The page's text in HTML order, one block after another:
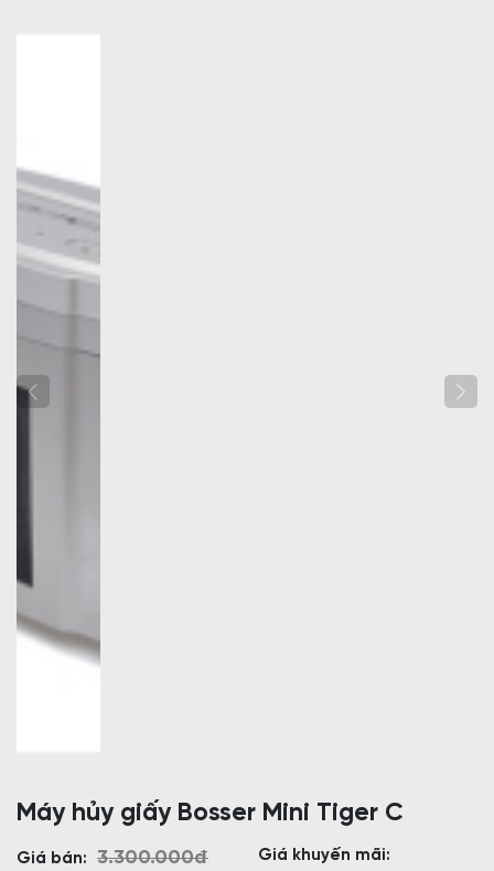
Máy hủy giấy Bosser Mini Tiger C
Giá bán: 3.300.000đ Giá khuyến mãi: